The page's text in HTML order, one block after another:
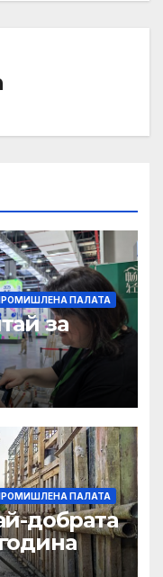
ПАЛАТА
за
е от
ПАЛАТА
добрата